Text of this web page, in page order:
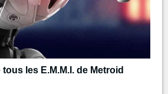
les E.M.M.I. de Metroid